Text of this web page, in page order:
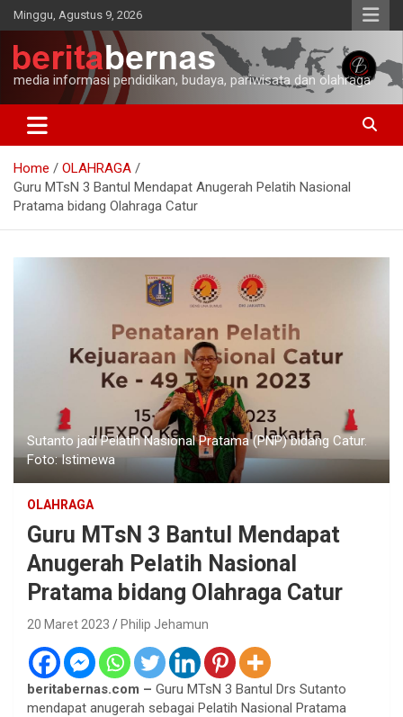
Skip
to
content
Minggu, Agustus 9, 2026
media informasi pendidikan, budaya, pariwisata dan olahraga
Home
OLAHRAGA
Guru MTsN 3 Bantul Mendapat Anugerah Pelatih Nasional
Pratama bidang Olahraga Catur
Sutanto jadi Pelatih Nasional Pratama (PNP) bidang Catur.
Foto: Istimewa
OLAHRAGA
Guru MTsN 3 Bantul Mendapat
Anugerah Pelatih Nasional
Pratama bidang Olahraga Catur
20 Maret 2023 Philip Jehamun
beritabernas.com – Guru MTsN 3 Bantul Drs Sutanto
mendapat anugerah sebagai Pelatih Nasional Pratama